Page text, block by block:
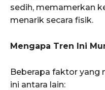
sedih, memamerkan
menarik secara fisik.
Mengapa Tren Ini
Beberapa faktor yang
ini antara lain: